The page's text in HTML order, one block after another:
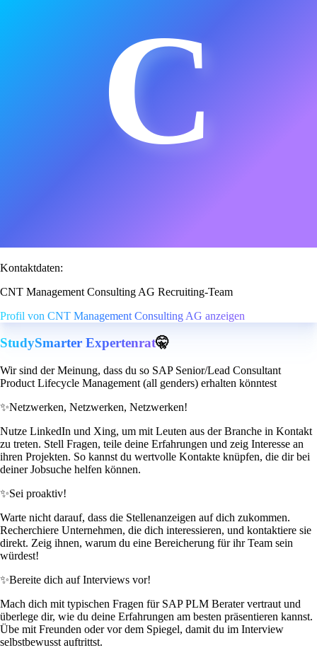
C
Kontaktdaten:
CNT Management Consulting AG Recruiting-Team
Profil von CNT Management Consulting AG anzeigen
StudySmarter Expertenrat🤫
Wir sind der Meinung, dass du so SAP Senior/Lead Consultant
Product Lifecycle Management (all genders) erhalten könntest
✨Netzwerken, Netzwerken, Netzwerken!
Nutze LinkedIn und Xing, um mit Leuten aus der Branche in Kontakt
zu treten. Stell Fragen, teile deine Erfahrungen und zeig Interesse an
ihren Projekten. So kannst du wertvolle Kontakte knüpfen, die dir bei
deiner Jobsuche helfen können.
✨Sei proaktiv!
Warte nicht darauf, dass die Stellenanzeigen auf dich zukommen.
Recherchiere Unternehmen, die dich interessieren, und kontaktiere sie
direkt. Zeig ihnen, warum du eine Bereicherung für ihr Team sein
würdest!
✨Bereite dich auf Interviews vor!
Mach dich mit typischen Fragen für SAP PLM Berater vertraut und
überlege dir, wie du deine Erfahrungen am besten präsentieren kannst.
Übe mit Freunden oder vor dem Spiegel, damit du im Interview
selbstbewusst auftrittst.